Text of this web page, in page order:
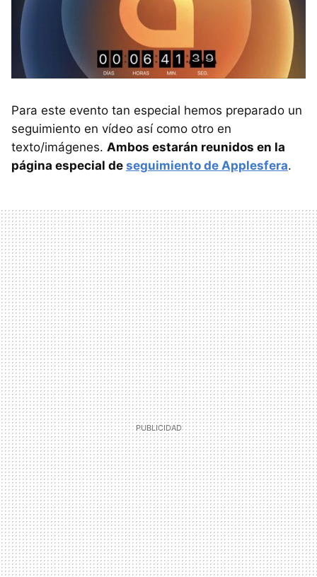
Para este evento tan especial hemos preparado un
seguimiento en vídeo así como otro en
texto/imágenes. Ambos estarán reunidos en la
página especial de seguimiento de Applesfera.